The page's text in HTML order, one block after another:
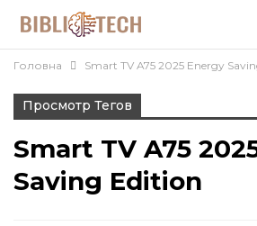
Головна Smart TV A75 2025 Energy
Просмотр Тегов
Smart TV A75
Saving Edition